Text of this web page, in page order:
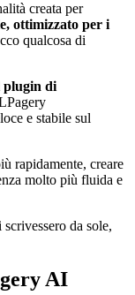
creata per
ottimizzato per i
qualcosa di
plugin di
e stabile sul
rapidamente, creare
molto più fluida e
da sole,
AI